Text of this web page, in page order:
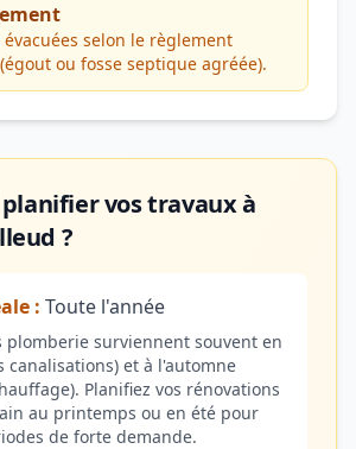
évacuées selon le règlement
ou fosse septique agréée).
planifier vos travaux à
?
: Toute l'année
plomberie surviennent souvent en
canalisations) et à l'automne
Planifiez vos rénovations
au printemps ou en été pour
de forte demande.